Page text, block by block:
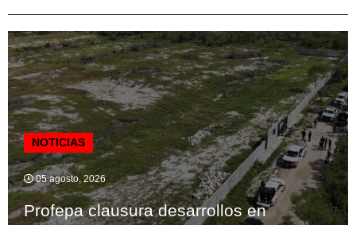
NOTICIAS
05 agosto, 2026
Profepa clausura desarrollos en